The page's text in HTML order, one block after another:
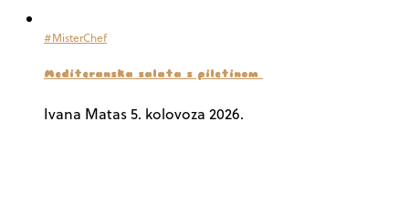
#MisterChef
Mediteranska salata s piletinom
Ivana Matas5. kolovoza 2026.